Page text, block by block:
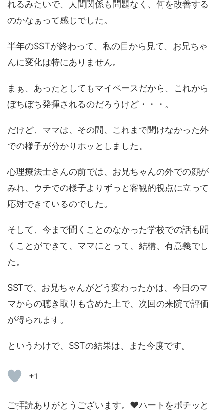
れるみたいで、人間関係も問題なく、何を改善する
のかなぁって感じでした。
半年のSSTが終わって、私の目から見て、お兄ちゃ
んに変化は特にありません。
まぁ、あったとしてもマイペースだから、これから
ぼちぼち発揮されるのだろうけど・・・。
だけど、ママは、その間、これまで聞けなかった外
での様子が分かりホッとしました。
心理療法士さんの前では、お兄ちゃんの外での顔が
みれ、ウチでの様子よりずっと客観的視点に立って
応対できているのでした。
そして、今まで聞くことのなかった学校での話も聞
くことができて、ママにとって、結構、有意義でし
た。
SSTで、お兄ちゃんがどう変わったかは、今日のマ
マからの聴き取りも含めた上で、次回の来院で評価
が得られます。
というわけで、SSTの結果は、また今度です。
+1
ご拝読ありがとうございます。❤ハートをポチッと